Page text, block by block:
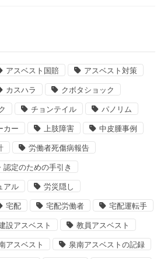
アスベスト国賠 アスベスト対策
カスハラ クボタショック
チョンテイル パノリム
カー 上肢障害 中皮腫事例
労働者死傷病報告
定のための手引き
アル 労災隠し
宅配 宅配労働者 宅配運転手
設アスベスト 教員アスベスト
アスベスト 泉南アスベストの記録